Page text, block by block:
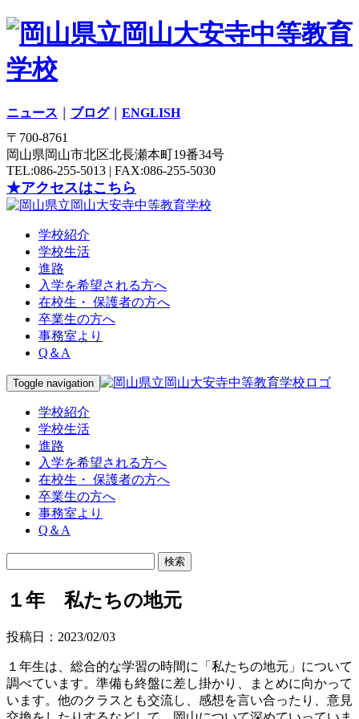
ニュース ブログ｜ ENGLISH
〒700-8761
岡山県岡山市北区北長瀬本町19番34号
TEL:086-255-5013 | FAX:086-255-5030
★アクセスはこちら
学校紹介
学校生活
進路
入学を希望される方へ
在校生・ 保護者の方へ
卒業生の方へ
事務室より
Q＆A
Toggle navigation
学校紹介
学校生活
進路
入学を希望される方へ
在校生・ 保護者の方へ
卒業生の方へ
事務室より
Q＆A
１年 私たちの地元
投稿日：2023/02/03
１年生は、総合的な学習の時間に「私たちの地元」について
調べています。準備も終盤に差し掛かり、まとめに向かって
います。他のクラスとも交流し、感想を言い合ったり、意見